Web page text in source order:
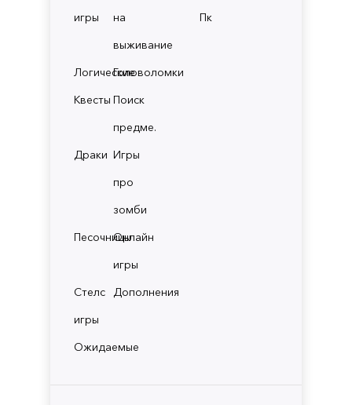
игры
на
выживание
ЛогическиеГоловоломки
Квесты Поиск
предме.
Драки Игры
про
зомби
ПесочницыОнлайн
игры
Стелс
игры
Дополнения
Ожидаемые
Пк